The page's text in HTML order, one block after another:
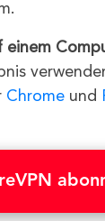
einem
Chrome und